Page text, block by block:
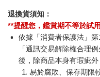
退換貨須知：
**提醒您，鑑賞期不等於試
依據「消費者保護法」
「通訊交易解除權合理
後，除商品本身有瑕疵
易於腐敗、保存期限